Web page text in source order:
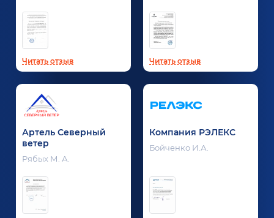
Читать отзыв Читать отзыв
Артель Северный
ветер
Рябых М. А.
Компания РЭЛЕКС
Бойченко И.А.